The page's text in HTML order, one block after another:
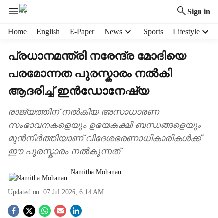
Sign in
Home English E-Paper News Sports Lifestyle
പ്രധാനമന്ത്രി നരേന്ദ്ര മോദിയെ
പരമോന്നത പുരസ്കാരം നൽകി
ആദരിച്ച് ഇൻഡോനേഷ്യ
രാജ്യത്തിന് നൽകിയ അസാധാരണ
സംഭാവനകളെയും ഉഭയക‍ക്ഷി ബന്ധങ്ങളെയും
മുൻനിർത്തിയാണ് വിദേശഭരണാധികാരികൾക്ക്
ഈ പുരസ്കാരം നൽകുന്നത്
Namitha Mohanan
Updated on :07 Jul 2026, 6:14 AM
S